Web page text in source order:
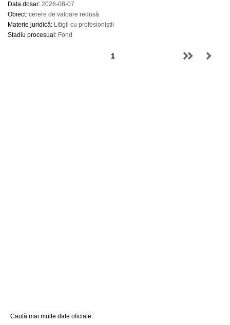
Data dosar: 2026-08-07
Obiect: cerere de valoare redusă
Materie juridică: Litigii cu profesioniştii
Stadiu procesual: Fond
Caută mai multe date oficiale: